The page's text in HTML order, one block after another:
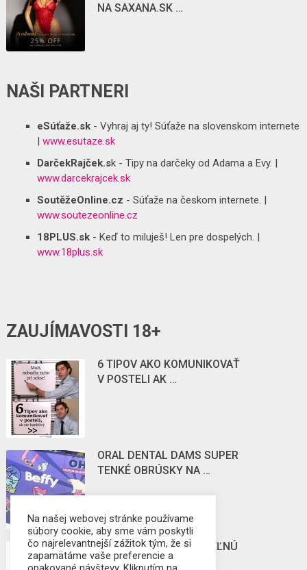
NA SAXANA.SK …
NAŠI PARTNERI
eSúťaže.sk - Vyhraj aj ty! Súťaže na slovenskom internete
|www.esutaze.sk
DarčekRajček.sk - Tipy na darčeky od Adama a Evy. |
www.darcekrajcek.sk
SoutěžeOnline.cz - Súťaže na českom internete. |
www.soutezeonline.cz
18PLUS.sk - Keď to miluješ! Len pre dospelých. |
www.18plus.sk
ZAUJÍMAVOSTI 18+
6 TIPOV AKO KOMUNIKOVAŤ
V POSTELI AK …
ORAL DENTAL DAMS SUPER
TENKÉ OBRÚSKY NA …
POZNÁTE ZBOZKÁVATEĽNÚ
STIMULUJÚCU
Na našej webovej stránke používame
súbory cookie, aby sme vám poskytli
čo najrelevantnejší zážitok tým, že si
zapamätáme vaše preferencie a